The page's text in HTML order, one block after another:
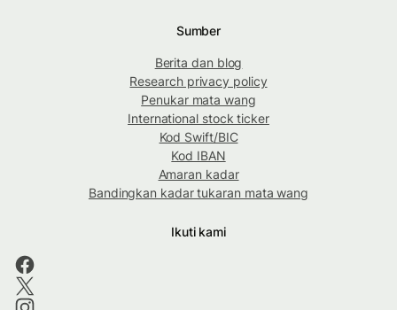
Sumber
Berita dan blog
Research privacy policy
Penukar mata wang
International stock ticker
Kod Swift/BIC
Kod IBAN
Amaran kadar
Bandingkan kadar tukaran mata wang
Ikuti kami